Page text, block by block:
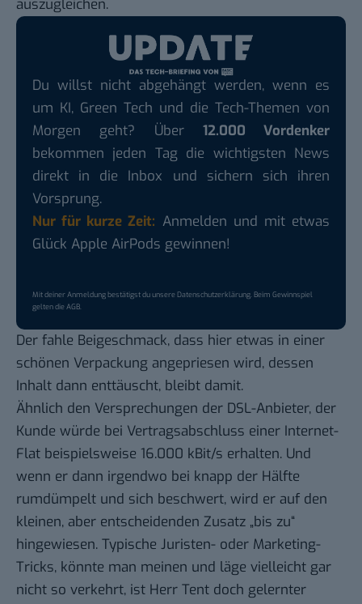
auszugleichen.
Du willst nicht abgehängt werden, wenn es
um KI, Green Tech und die Tech-Themen von
Morgen geht? Über 12.000 Vordenker
bekommen jeden Tag die wichtigsten News
direkt in die Inbox und sichern sich ihren
Vorsprung.
Nur für kurze Zeit: Anmelden und mit etwas
Glück Apple AirPods gewinnen!
Mit deiner Anmeldung bestätigst du unsereDatenschutzerklärung. Beim Gewinnspiel
gelten dieAGB.
Der fahle Beigeschmack, dass hier etwas in einer
schönen Verpackung angepriesen wird, dessen
Inhalt dann enttäuscht, bleibt damit.
Ähnlich den Versprechungen der DSL-Anbieter, der
Kunde würde bei Vertragsabschluss einer Internet-
Flat beispielsweise 16.000 kBit/s erhalten. Und
wenn er dann irgendwo bei knapp der Hälfte
rumdümpelt und sich beschwert, wird er auf den
kleinen, aber entscheidenden Zusatz „bis zu“
hingewiesen. Typische Juristen- oder Marketing-
Tricks, könnte man meinen und läge vielleicht gar
nicht so verkehrt, ist Herr Tent doch gelernter